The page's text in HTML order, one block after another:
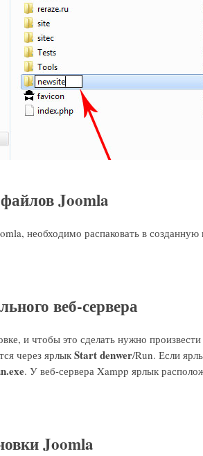
Joomla
необходимо распаковать в созданную
веб-сервера
и чтобы это сделать нужно
через ярлык Start denwer/Run. Если
. У веб-сервера Xampp ярлык
Joomla